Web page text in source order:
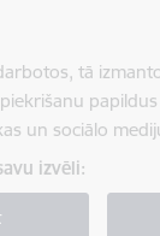
tā
un sociālo
izvēli: